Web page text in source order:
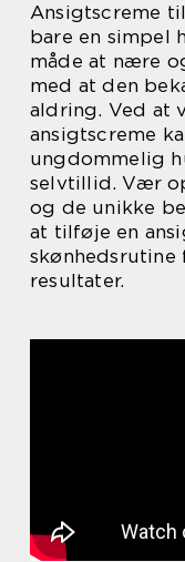
Ansigtscreme
bare en simpel
måde at nære
med at den
aldring. Ved at
ansigtscreme
ungdommelig
selvtillid. Vær
og de unikke
at tilføje en
skønhedsrutine
resultater.